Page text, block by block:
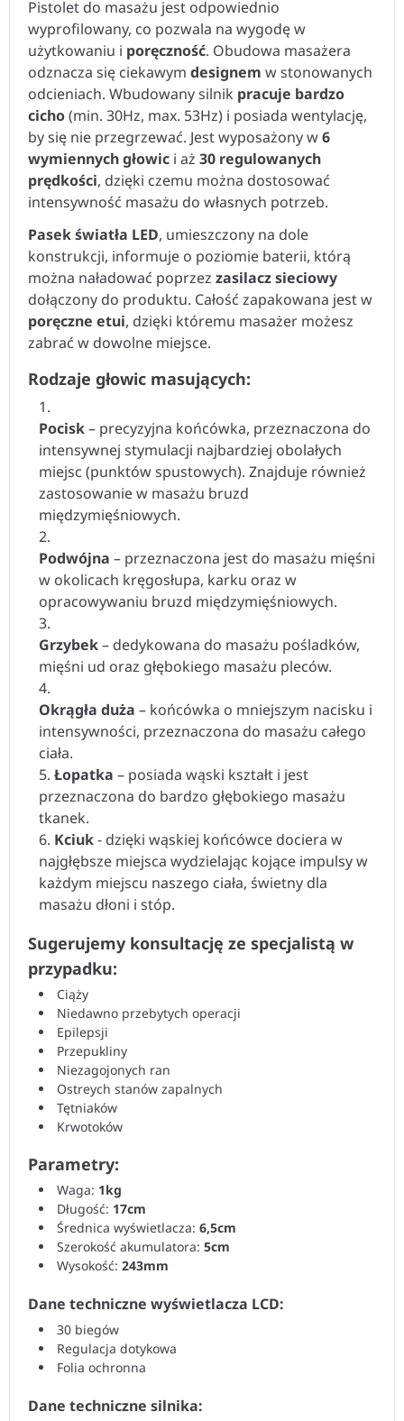
Pistolet do masażu jest odpowiednio
wyprofilowany, co pozwala na wygodę w
użytkowaniu i poręczność. Obudowa masażera
odznacza się ciekawym designem w stonowanych
odcieniach. Wbudowany silnik pracuje bardzo
cicho(min. 30Hz, max. 53Hz) i posiada wentylację,
by się nie przegrzewać. Jest wyposażony w6
wymiennych głowic i aż 30 regulowanych
prędkości, dzięki czemu można dostosować
intensywność masażu do własnych potrzeb.
Pasek światła LED, umieszczony na dole
konstrukcji, informuje o poziomie baterii, którą
można naładować poprzez zasilacz sieciowy
dołączony do produktu. Całość zapakowana jest w
poręczne etui, dzięki któremu masażer możesz
zabrać w dowolne miejsce.
Rodzaje głowic masujących:
Pocisk– precyzyjna końcówka, przeznaczona do
intensywnej stymulacji najbardziej obolałych
miejsc (punktów spustowych). Znajduje również
zastosowanie w masażu bruzd
międzymięśniowych.
Podwójna – przeznaczona jest do masażu mięśni
w okolicach kręgosłupa, karku oraz w
opracowywaniu bruzd międzymięśniowych.
Grzybek– dedykowana do masażu pośladków,
mięśni ud oraz głębokiego masażu pleców.
Okrągła duża – końcówka o mniejszym nacisku i
intensywności, przeznaczona do masażu całego
ciała.
Łopatka – posiada wąski kształt i jest
przeznaczona do bardzo głębokiego masażu
tkanek.
Kciuk- dzięki wąskiej końcówce dociera w
najgłębsze miejsca wydzielając kojące impulsy w
każdym miejscu naszego ciała, świetny dla
masażu dłoni i stóp.
Sugerujemy konsultację ze specjalistą w
przypadku:
Ciąży
Niedawno przebytych operacji
Epilepsji
Przepukliny
Niezagojonych ran
Ostreych stanów zapalnych
Tętniaków
Krwotoków
Parametry:
Waga: 1kg
Długość: 17cm
Średnica wyświetlacza: 6,5cm
Szerokość akumulatora: 5cm
Wysokość: 243mm
Dane techniczne wyświetlacza LCD:
30 biegów
Regulacja dotykowa
Folia ochronna
Dane techniczne silnika: